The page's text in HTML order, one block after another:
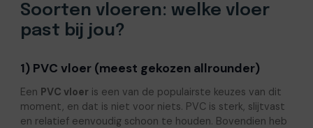
Soorten vloeren: welke vloer
past bij jou?
1) PVC vloer (meest gekozen allrounder)
Een PVC vloer is een van de populairste keuzes van dit
moment, en dat is niet voor niets. PVC is sterk, slijtvast
en relatief eenvoudig schoon te houden. Bovendien heb